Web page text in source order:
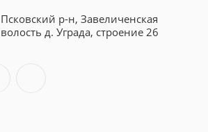
Псковский р-н, Завеличенская
волость д. Уграда, строение 26